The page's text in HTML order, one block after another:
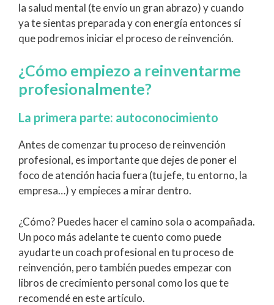
la salud mental (te envío un gran abrazo) y cuando
ya te sientas preparada y con energía entonces sí
que podremos iniciar el proceso de reinvención.
¿Cómo empiezo a reinventarme
profesionalmente?
La primera parte: autoconocimiento
Antes de comenzar tu proceso de reinvención
profesional, es importante que dejes de poner el
foco de atención hacia fuera (tu jefe, tu entorno, la
empresa…) y empieces a mirar dentro.
¿Cómo? Puedes hacer el camino sola o acompañada.
Un poco más adelante te cuento como puede
ayudarte un coach profesional en tu proceso de
reinvención, pero también puedes empezar con
libros de crecimiento personal como los que te
recomendé en este artículo.